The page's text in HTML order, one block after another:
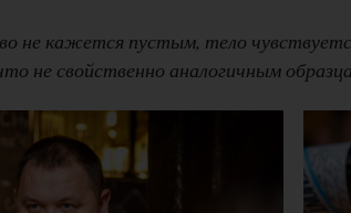
не кажется пустым, тело
не свойственно аналогичным